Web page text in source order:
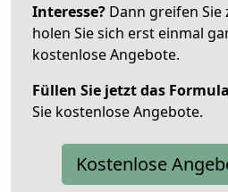
Interesse? Dann greifen
holen Sie sich erst einmal
kostenlose Angebote.
Füllen Sie jetzt das
Sie kostenlose Angebote.
Kostenlose